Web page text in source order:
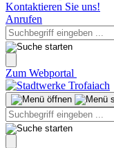
Kontaktieren Sie uns!
Anrufen
Zum Webportal